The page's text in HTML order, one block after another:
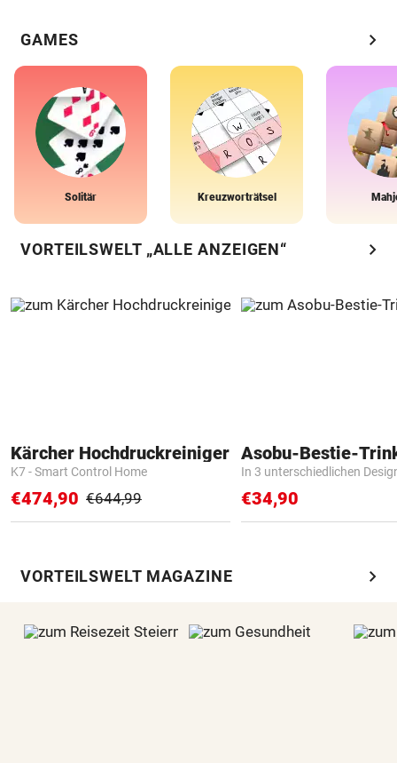
GAMES chevron_right
Solitär Kreuzworträtsel
VORTEILSWELT „ALLE ANZEIGEN“ chevron_right
Kärcher Hochdruckreiniger
K7 - Smart Control Home
€474,90 €644,99
Asobu-Bestie-
In 3 unterschiedlichen
€34,90
VORTEILSWELT MAGAZINE chevron_right